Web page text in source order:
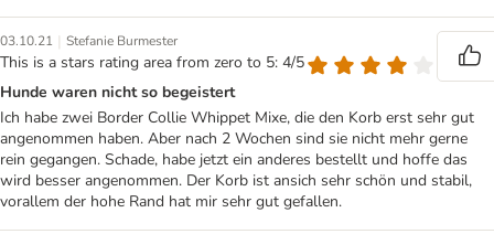
03.10.21 | Stefanie Burmester
This is a stars rating area from zero to 5: 4/5
Hunde waren nicht so begeistert
Ich habe zwei Border Collie Whippet Mixe, die den Korb erst sehr gut
angenommen haben. Aber nach 2 Wochen sind sie nicht mehr gerne
rein gegangen. Schade, habe jetzt ein anderes bestellt und hoffe das
wird besser angenommen. Der Korb ist ansich sehr schön und stabil,
vorallem der hohe Rand hat mir sehr gut gefallen.